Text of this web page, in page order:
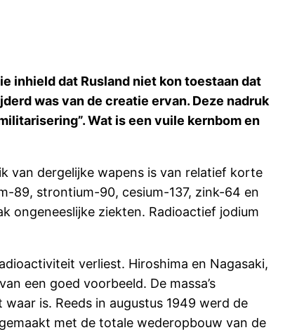
inhield dat Rusland niet kon toestaan dat
was van de creatie ervan. Deze nadruk
Wat is een vuile kernbom en
van dergelijke wapens is van relatief korte
89, strontium-90, cesium-137, zink-64 en
ongeneeslijke ziekten. Radioactief jodium
verliest. Hiroshima en Nagasaki,
een goed voorbeeld. De massa’s
is. Reeds in augustus 1949 werd de
met de totale wederopbouw van de